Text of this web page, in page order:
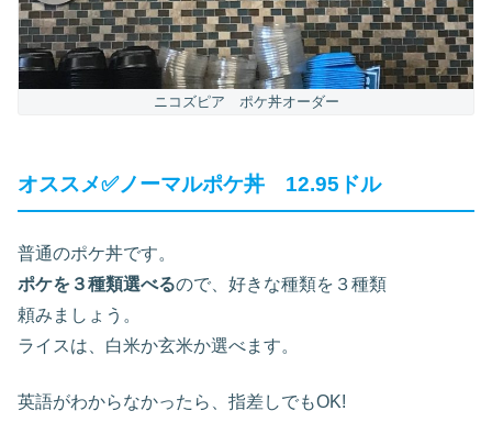
ニコズピア ポケ丼オーダー
オススメ✅ノーマルポケ丼 12.95ドル
普通のポケ丼です。
ポケを３種類選べるので、好きな種類を３種類
頼みましょう。
ライスは、白米か玄米か選べます。
英語がわからなかったら、指差しでもOK!